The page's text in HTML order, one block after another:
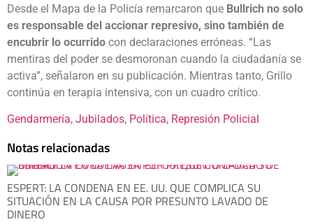
Desde el Mapa de la Policía remarcaron que Bullrich no solo
es responsable del accionar represivo, sino también de
encubrir lo ocurrido con declaraciones erróneas. “Las
mentiras del poder se desmoronan cuando la ciudadanía se
activa”, señalaron en su publicación. Mientras tanto, Grillo
continúa en terapia intensiva, con un cuadro crítico.
Gendarmería, Jubilados, Política, Represión Policial
Notas relacionadas
ESPERT: LA CONDENA EN EE. UU. QUE COMPLICA SU
SITUACIÓN EN LA CAUSA POR PRESUNTO LAVADO DE
DINERO